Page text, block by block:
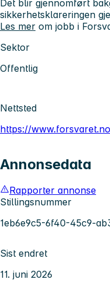
Det blir gjennomført
sikkerhetsklareringen
Les mer om jobb i
Sektor
Offentlig
Nettsted
https://
Annonsedata
Rapporter annonse
Stillingsnummer
1eb6e9c5-6f40-45c9-
Sist endret
11. juni 2026